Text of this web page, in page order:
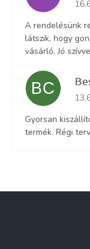
A rendelésünk
látszik, hogy
vásárló. Jó
BC Az
Gyorsan
termék. Régi